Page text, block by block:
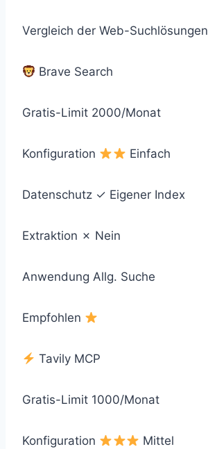
Vergleich der Web-Suchlösungen
Brave Search
Gratis-Limit 2000/Monat
Konfiguration Einfach
Datenschutz ✓ Eigener Index
Extraktion ✗ Nein
Anwendung Allg. Suche
Empfohlen
Tavily MCP
Gratis-Limit 1000/Monat
Konfiguration Mittel